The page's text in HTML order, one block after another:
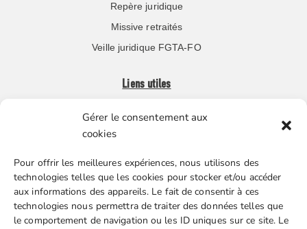
Gérer le consentement aux
cookies
Pour offrir les meilleures expériences, nous utilisons des
technologies telles que les cookies pour stocker et/ou accéder
aux informations des appareils. Le fait de consentir à ces
technologies nous permettra de traiter des données telles que
le comportement de navigation ou les ID uniques sur ce site. Le
Repère juridique
Missive retraités
Veille juridique FGTA-FO
Liens utiles
Boutique en ligne
Nos partenaires
Gestion des cookies